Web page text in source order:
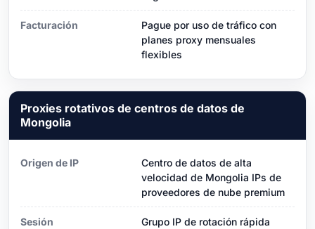
Facturación
Pague por uso de tráfico con
planes proxy mensuales
flexibles
Proxies rotativos de centros de datos de
Mongolia
Origen de IP
Centro de datos de alta
velocidad de Mongolia IPs de
proveedores de nube premium
Sesión
Grupo IP de rotación rápida